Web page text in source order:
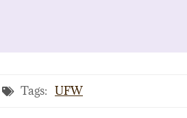
Tags: UFW